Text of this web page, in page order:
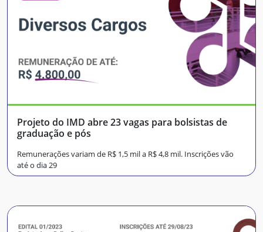
Projeto do IMD abre 23 vagas para bolsistas de
graduação e pós
Remunerações variam de R$ 1,5 mil a R$ 4,8 mil. Inscrições vão
até o dia 29